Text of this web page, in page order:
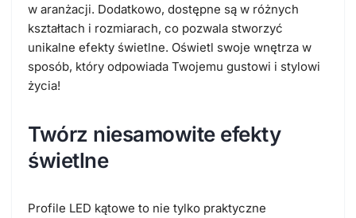
w aranżacji. Dodatkowo, dostępne są w różnych
kształtach i rozmiarach, co pozwala stworzyć
unikalne efekty świetlne. Oświetl swoje wnętrza w
sposób, który odpowiada Twojemu gustowi i stylowi
życia!
Twórz niesamowite efekty
świetlne
Profile LED kątowe to nie tylko praktyczne